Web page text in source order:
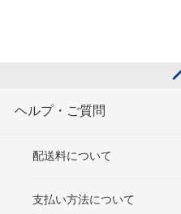
ヘルプ・ご質問
配送料について
支払い方法について